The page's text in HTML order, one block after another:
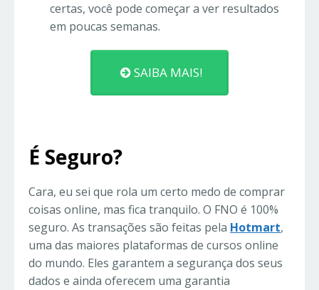
certas, você pode começar a ver resultados
em poucas semanas.
SAIBA MAIS!
É Seguro?
Cara, eu sei que rola um certo medo de comprar
coisas online, mas fica tranquilo. O FNO é 100%
seguro. As transações são feitas pela Hotmart,
uma das maiores plataformas de cursos online
do mundo. Eles garantem a segurança dos seus
dados e ainda oferecem uma garantia